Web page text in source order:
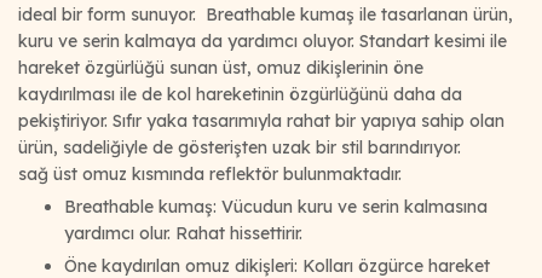
ideal bir form sunuyor. Breathable kumaş ile tasarlanan ürün,
kuru ve serin kalmaya da yardımcı oluyor. Standart kesimi ile
hareket özgürlüğü sunan üst, omuz dikişlerinin öne
kaydırılması ile de kol hareketinin özgürlüğünü daha da
pekiştiriyor. Sıfır yaka tasarımıyla rahat bir yapıya sahip olan
ürün, sadeliğiyle de gösterişten uzak bir stil barındırıyor.
sağ üst omuz kısmında reflektör bulunmaktadır.
Breathable kumaş: Vücudun kuru ve serin kalmasına
yardımcı olur. Rahat hissettirir.
Öne kaydırılan omuz dikişleri: Kolları özgürce hareket